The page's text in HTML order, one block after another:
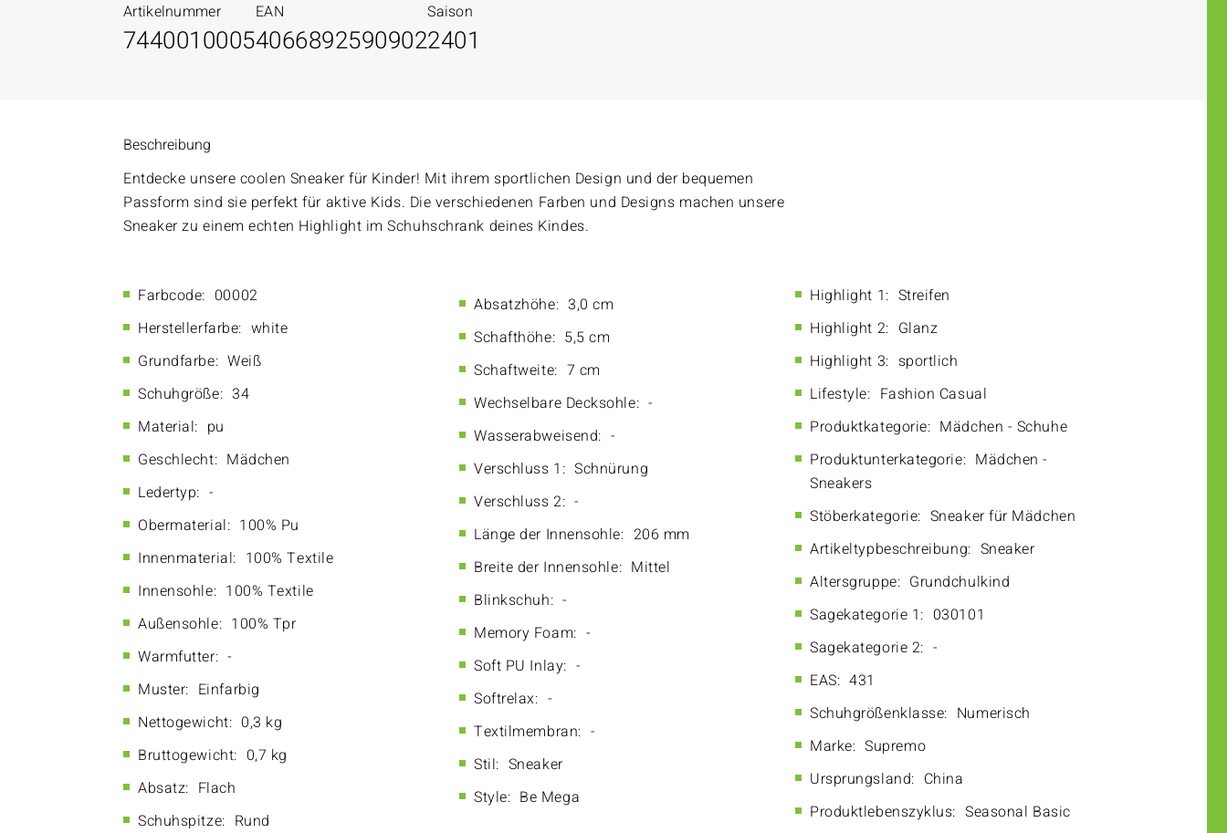
Artikelnummer
7440010005
EAN
4066892590902
Saison
2401
Beschreibung
Entdecke unsere coolen Sneaker für Kinder! Mit ihrem sportlichen Design und der bequemen
Passform sind sie perfekt für aktive Kids. Die verschiedenen Farben und Designs machen unsere
Sneaker zu einem echten Highlight im Schuhschrank deines Kindes.
Farbcode: 00002
Herstellerfarbe: white
Grundfarbe: Weiß
Schuhgröße: 34
Material: pu
Geschlecht: Mädchen
Ledertyp: -
Obermaterial: 100% Pu
Innenmaterial: 100% Textile
Innensohle: 100% Textile
Außensohle: 100% Tpr
Warmfutter: -
Muster: Einfarbig
Nettogewicht: 0,3 kg
Bruttogewicht: 0,7 kg
Absatz: Flach
Schuhspitze: Rund
Absatzhöhe: 3,0 cm
Schafthöhe: 5,5 cm
Schaftweite: 7 cm
Wechselbare Decksohle: -
Wasserabweisend: -
Verschluss 1: Schnürung
Verschluss 2: -
Länge der Innensohle: 206 mm
Breite der Innensohle: Mittel
Blinkschuh: -
Memory Foam: -
Soft PU Inlay: -
Softrelax: -
Textilmembran: -
Stil: Sneaker
Style: Be Mega
Highlight 1: Streifen
Highlight 2: Glanz
Highlight 3: sportlich
Lifestyle: Fashion Casual
Produktkategorie: Mädchen - Schuhe
Produktunterkategorie: Mädchen -
Sneakers
Stöberkategorie: Sneaker für Mädchen
Artikeltypbeschreibung: Sneaker
Altersgruppe: Grundchulkind
Sagekategorie 1: 030101
Sagekategorie 2: -
EAS: 431
Schuhgrößenklasse: Numerisch
Marke: Supremo
Ursprungsland: China
Produktlebenszyklus: Seasonal Basic